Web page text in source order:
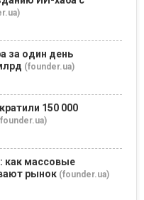
за один день
(founder.ua)
150 000
как массовые
рынок (founder.ua)